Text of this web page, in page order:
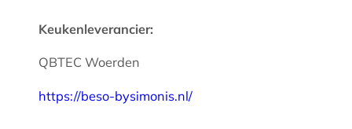
Keukenleverancier:
QBTEC Woerden
https://beso-bysimonis.nl/